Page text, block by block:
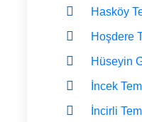
Hasköy
Hoşdere
Hüseyin
İncek
İncirli